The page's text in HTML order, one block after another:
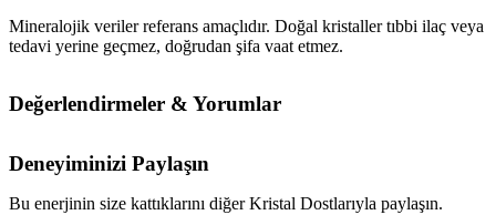
Mineralojik veriler referans amaçlıdır. Doğal kristaller tıbbi ilaç veya
tedavi yerine geçmez, doğrudan şifa vaat etmez.
Değerlendirmeler & Yorumlar
Deneyiminizi Paylaşın
Bu enerjinin size kattıklarını diğer Kristal Dostlarıyla paylaşın.